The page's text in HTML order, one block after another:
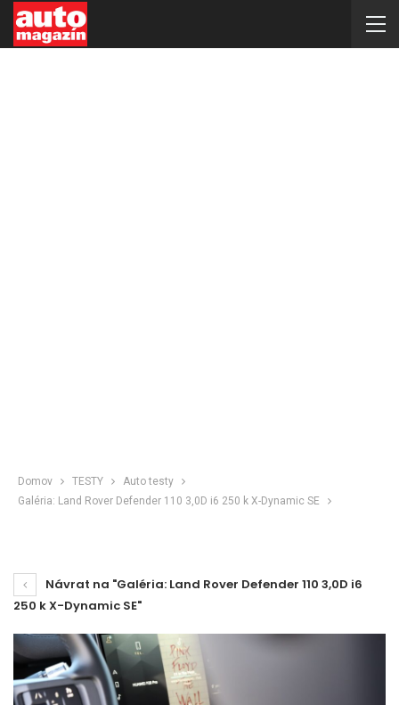
Domov TESTY
Auto testy
Galéria: Land Rover Defender 110 3,0D i6 250 k X-Dynamic SE
Návrat na "Galéria: Land Rover Defender 110 3,0D i6
250 k X-Dynamic SE"